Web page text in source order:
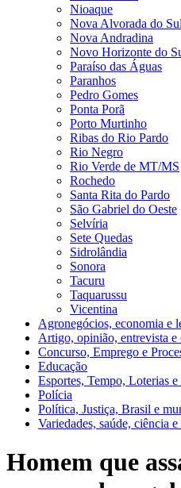
Nioaque
Nova Alvorada do Sul
Nova Andradina
Novo Horizonte do
Paraíso das Águas
Paranhos
Pedro Gomes
Ponta Porã
Porto Murtinho
Ribas do Rio Pardo
Rio Negro
Rio Verde de MT/MS
Rochedo
Santa Rita do Pardo
São Gabriel do Oeste
Selvíria
Sete Quedas
Sidrolândia
Sonora
Tacuru
Taquarussu
Vicentina
Agronegócios, economia e
Artigo, opinião, entrevista e
Concurso, Emprego e
Educação
Esportes, Tempo, Loterias
Polícia
Política, Justiça, Brasil e
Variedades, saúde, ciência
Homem que